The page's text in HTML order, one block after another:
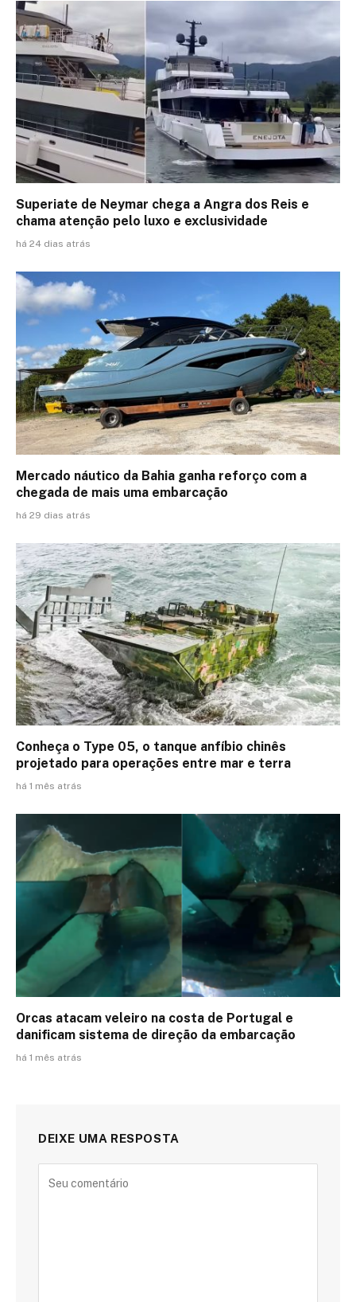
Superiate de Neymar chega a Angra dos Reis e
chama atenção pelo luxo e exclusividade
há 24 dias atrás
Mercado náutico da Bahia ganha reforço com a
chegada de mais uma embarcação
há 29 dias atrás
Conheça o Type 05, o tanque anfíbio chinês
projetado para operações entre mar e terra
há 1 mês atrás
Orcas atacam veleiro na costa de Portugal e
danificam sistema de direção da embarcação
há 1 mês atrás
DEIXE UMA RESPOSTA